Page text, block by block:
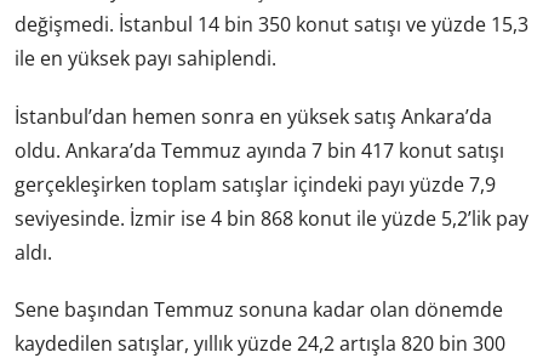
değişmedi. İstanbul 14 bin 350 konut satışı ve yüzde 15,3
ile en yüksek payı sahiplendi.
İstanbul’dan hemen sonra en yüksek satış Ankara’da
oldu. Ankara’da Temmuz ayında 7 bin 417 konut satışı
gerçekleşirken toplam satışlar içindeki payı yüzde 7,9
seviyesinde. İzmir ise 4 bin 868 konut ile yüzde 5,2’lik pay
aldı.
Sene başından Temmuz sonuna kadar olan dönemde
kaydedilen satışlar, yıllık yüzde 24,2 artışla 820 bin 300